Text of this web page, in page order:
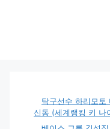
탁구선수 하리모토
신동 (세계랭킹 키 나